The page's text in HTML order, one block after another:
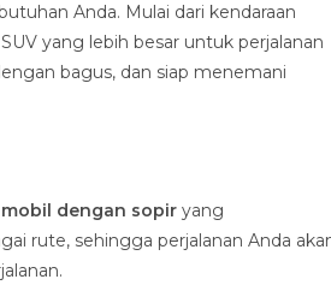
Anda. Mulai dari kendaraan
yang lebih besar untuk perjalanan
bagus, dan siap menemani
dengan sopir yang
rute, sehingga perjalanan Anda